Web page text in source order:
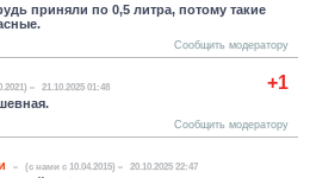
приняли по 0,5 литра, потому такие
Сообщить модератору
+1
21.10.2025 01:48
Сообщить модератору
(c нами с 10.04.2015) 20.10.2025 22:47